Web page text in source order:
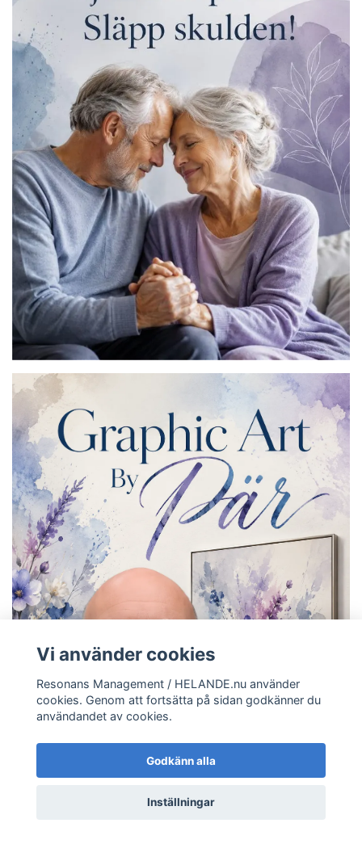
Vi använder cookies
Resonans Management / HELANDE.nu använder
cookies. Genom att fortsätta på sidan godkänner du
användandet av cookies.
Godkänn alla
Inställningar